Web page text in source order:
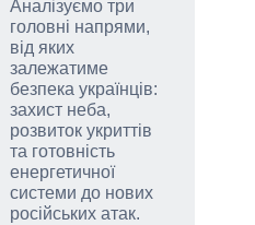
Аналізуємо три
головні напрями,
від яких
залежатиме
безпека українців:
захист неба,
розвиток укриттів
та готовність
енергетичної
системи до нових
російських атак.